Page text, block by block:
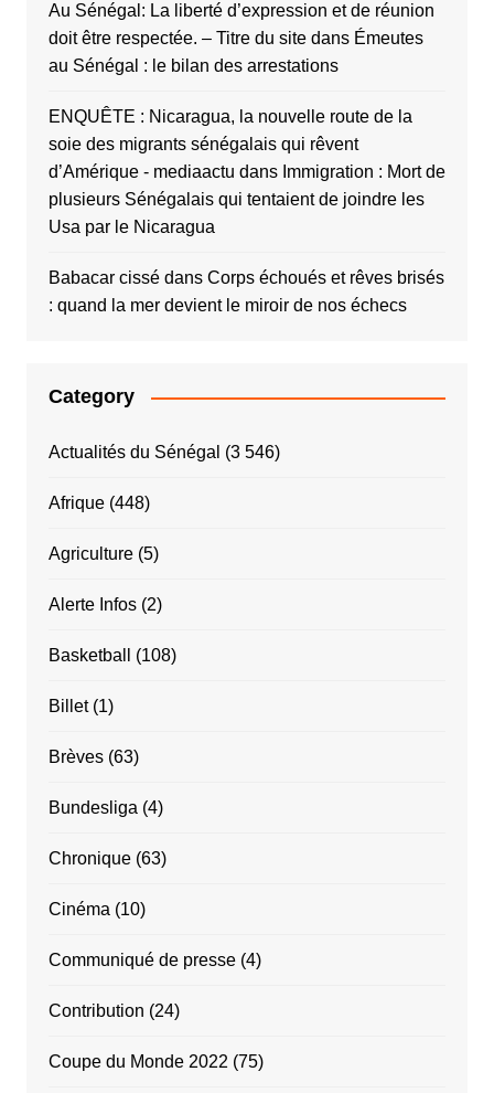
Au Sénégal: La liberté d’expression et de réunion
doit être respectée. – Titre du sitedans Émeutes
au Sénégal : le bilan des arrestations
ENQUÊTE : Nicaragua, la nouvelle route de la
soie des migrants sénégalais qui rêvent
d’Amérique - mediaactu dans Immigration : Mort de
plusieurs Sénégalais qui tentaient de joindre les
Usa par le Nicaragua
Babacar cissédans Corps échoués et rêves brisés
: quand la mer devient le miroir de nos échecs
Category
Actualités du Sénégal (3 546)
Afrique(448)
Agriculture(5)
Alerte Infos(2)
Basketball (108)
Billet(1)
Brèves(63)
Bundesliga (4)
Chronique(63)
Cinéma (10)
Communiqué de presse(4)
Contribution (24)
Coupe du Monde 2022 (75)